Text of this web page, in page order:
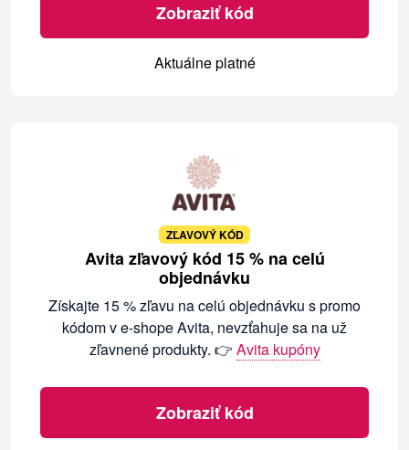
Zobraziť kód
Aktuálne platné
ZĽAVOVÝ KÓD
Avita zľavový kód 15 % na celú
objednávku
Získajte 15 % zľavu na celú objednávku s promo
kódom v e-shope Avita, nevzťahuje sa na už
zľavnené produkty. 👉 Avita kupóny
Zobraziť kód